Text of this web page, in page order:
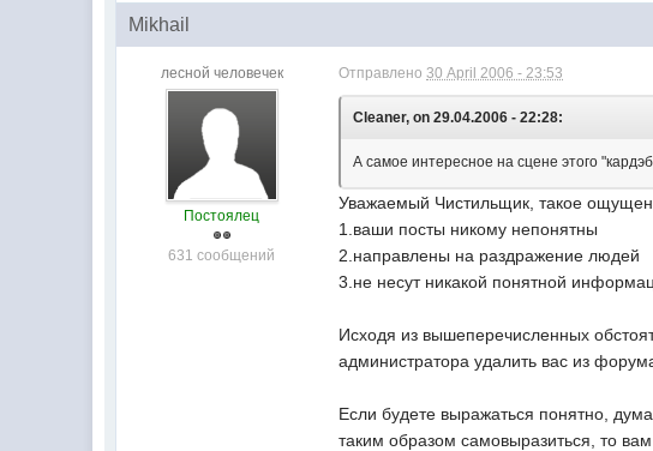
Mikhail
лесной человечек
Постоялец
631 сообщений
Отправлено30 April 2006 - 23:53
Cleaner, on 29.04.2006 - 22:28:
А самое интересное на сцене этого
Уважаемый Чистильщик, такое
1.ваши посты никому непонятны
2.направлены на раздражение людей
3.не несут никакой понятной
Исходя из вышеперечисленных
администратора удалить вас из
Если будете выражаться понятно,
таким образом самовыразиться, то вам